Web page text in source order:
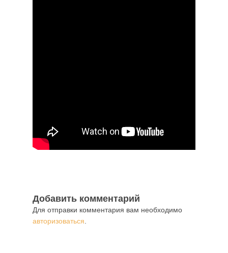
Добавить комментарий
Для отправки комментария вам необходимо
авторизоваться